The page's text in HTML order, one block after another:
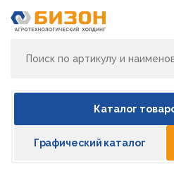
Каталог
Графический каталог